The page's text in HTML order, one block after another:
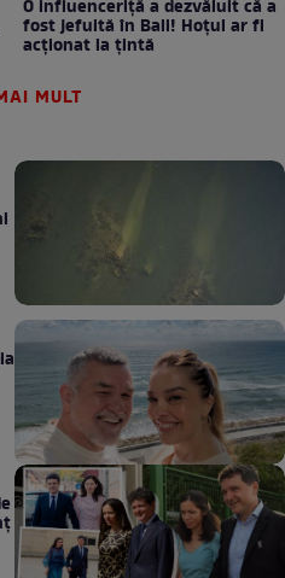
O influenceriță a dezvăluit că a
fost jefuită în Bali! Hoțul ar fi
acționat la țintă
MULT